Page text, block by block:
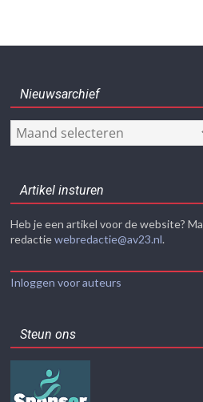
Nieuwsarchief
Nieuwsarchief
Artikel insturen
Heb je een artikel voor de website?
redactiewebredactie@av23.nl.
Inloggen voor auteurs
Steun ons